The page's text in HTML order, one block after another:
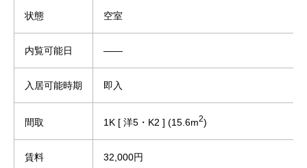
状態 空室
内覧可能日 ——
入居可能時期 即入
間取 1K [ 洋5・K2 ] (15.6m2)
賃料 32,000円